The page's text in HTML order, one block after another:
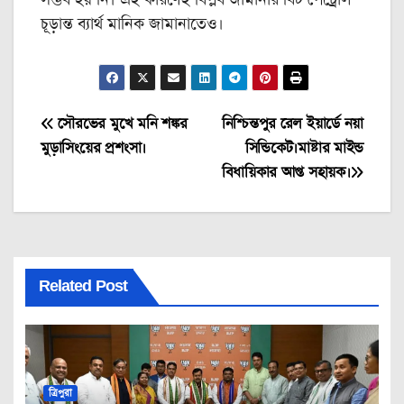
চূড়ান্ত ব্যার্থ মানিক জামানাতেও।
Post
navigation
নিশ্চিন্তপুর রেল ইয়ার্ডে নয়া
সিন্ডিকেট।মাষ্টার মাইন্ড
বিধায়িকার আপ্ত সহায়ক।
সৌরভের মুখে মনি শঙ্কর
মুড়াসিংয়ের প্রশংসা।
Related Post
ত্রিপুরা